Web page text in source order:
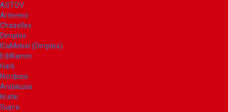
ASTOV
Artevero
Chazelles
Dimplex
IDaMebel (Dimplex)
EdilKamin
Hark
Nordpeis
Andalusia
Kratki
Supra